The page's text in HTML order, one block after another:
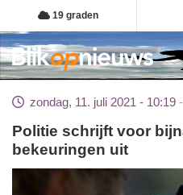
Overslaan
en
naar
de
gaan
19 graden
zondag, 11. juli 2021 - 10:19
Politie schrijft voor bijna 3000 euro aan
bekeuringen uit